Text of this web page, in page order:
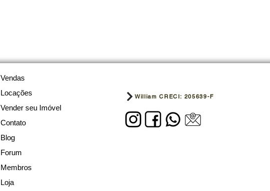
Vendas
Locações
Vender seu Imóvel
Contato
Blog
Forum
Membros
Loja
William CRECI: 205639-F